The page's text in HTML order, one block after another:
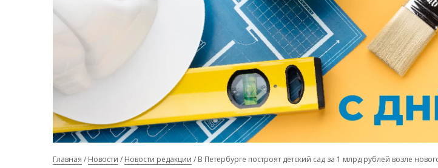
Главная Новости Новости редакции В Петербурге построят детский сад за 1 млрд рублей возле